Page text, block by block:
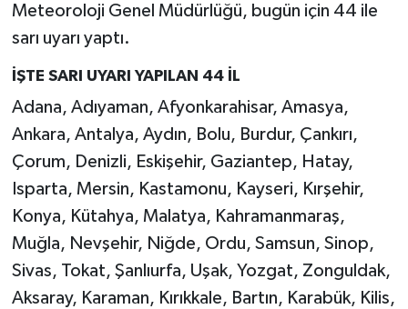
Meteoroloji Genel Müdürlüğü, bugün için 44 ile
sarı uyarı yaptı.
İŞTE SARI UYARI YAPILAN 44 İL
Adana, Adıyaman, Afyonkarahisar, Amasya,
Ankara, Antalya, Aydın, Bolu, Burdur, Çankırı,
Çorum, Denizli, Eskişehir, Gaziantep, Hatay,
Isparta, Mersin, Kastamonu, Kayseri, Kırşehir,
Konya, Kütahya, Malatya, Kahramanmaraş,
Muğla, Nevşehir, Niğde, Ordu, Samsun, Sinop,
Sivas, Tokat, Şanlıurfa, Uşak, Yozgat, Zonguldak,
Aksaray, Karaman, Kırıkkale, Bartın, Karabük, Kilis,